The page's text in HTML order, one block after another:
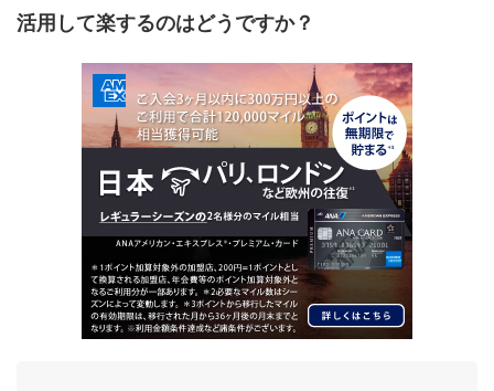
活用して楽するのはどうですか？